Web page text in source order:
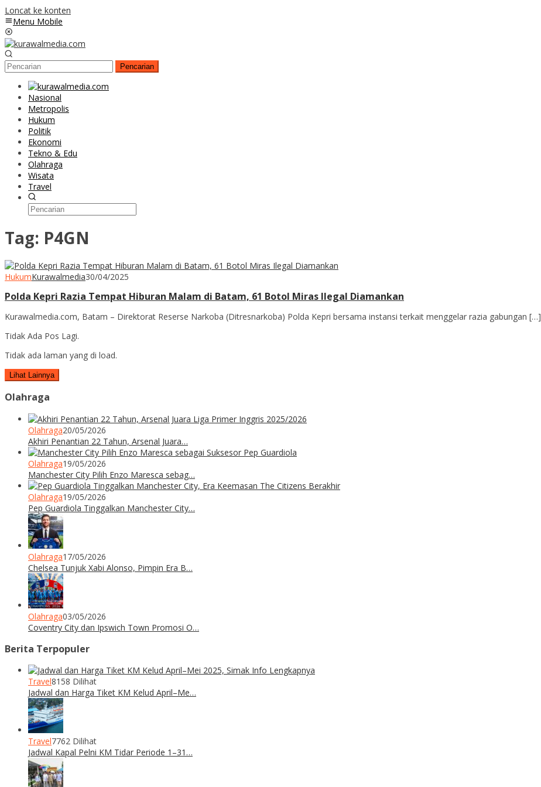
Loncat ke konten
Menu Mobile
Pencarian
Nasional
Metropolis
Hukum
Politik
Ekonomi
Tekno & Edu
Olahraga
Wisata
Travel
Tag: P4GN
HukumKurawalmedia30/04/2025
Polda Kepri Razia Tempat Hiburan Malam di Batam, 61 Botol Miras Ilegal Diamankan
Kurawalmedia.com, Batam – Direktorat Reserse Narkoba (Ditresnarkoba) Polda Kepri bersama instansi terkait menggelar razia gabungan […]
Tidak Ada Pos Lagi.
Tidak ada laman yang di load.
Lihat Lainnya
Olahraga
Olahraga20/05/2026
Akhiri Penantian 22 Tahun, Arsenal Juara…
Olahraga19/05/2026
Manchester City Pilih Enzo Maresca sebag…
Olahraga19/05/2026
Pep Guardiola Tinggalkan Manchester City…
Olahraga17/05/2026
Chelsea Tunjuk Xabi Alonso, Pimpin Era B…
Olahraga03/05/2026
Coventry City dan Ipswich Town Promosi O…
Berita Terpopuler
Travel8158 Dilihat
Jadwal dan Harga Tiket KM Kelud April–Me…
Travel7762 Dilihat
Jadwal Kapal Pelni KM Tidar Periode 1–31…